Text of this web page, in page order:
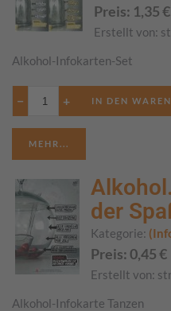
Preis: 1,35€
Erstellt von:
Alkohol-Infokarten-Set
− +
MEHR...
der
Kategorie:
Preis: 0,45€
Erstellt von:
Alkohol-Infokarte Tanzen